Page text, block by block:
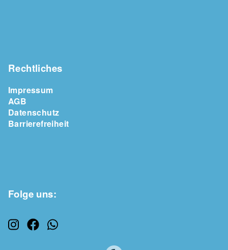
Rechtliches
Impressum
AGB
Datenschutz
Barrierefreiheit
Folge uns: